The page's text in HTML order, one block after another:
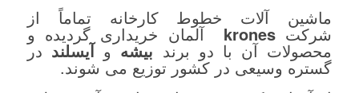
ماشین آلات خطوط کارخانه تماماً از
شرکت krones آلمان خریداری گردیده و
محصولات آن با دو برند بیشهوآیسلند در
گستره وسیعی در کشور توزیع می شوند.